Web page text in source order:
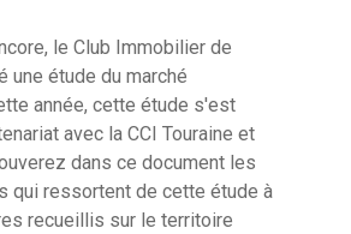
le Club Immobilier de
une étude du marché
année, cette étude s'est
avec la CCI Touraine et
dans ce document les
qui ressortent de cette étude à
recueillis sur le territoire